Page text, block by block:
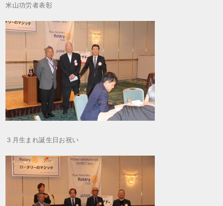
米山功労者表彰
３月生まれ誕生日お祝い